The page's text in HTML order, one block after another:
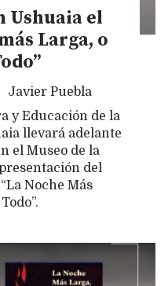
Ushuaia el
Larga, o
Javier Puebla
y Educación de la
llevará adelante
el Museo de la
del
Noche Más